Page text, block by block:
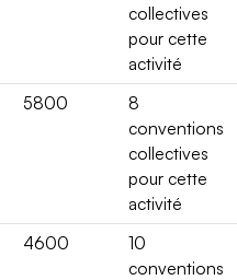
collectives
pour cette
activité
5800
8
conventions
collectives
pour cette
activité
4600
10
conventions